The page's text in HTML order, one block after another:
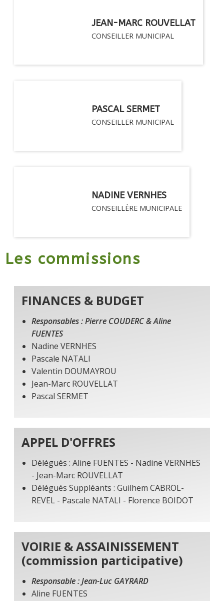
JEAN-MARC ROUVELLAT
CONSEILLER MUNICIPAL
PASCAL SERMET
CONSEILLER MUNICIPAL
NADINE VERNHES
CONSEILLÈRE MUNICIPALE
Les commissions
FINANCES & BUDGET
Responsables : Pierre COUDERC & Aline
FUENTES
Nadine VERNHES
Pascale NATALI
Valentin DOUMAYROU
Jean-Marc ROUVELLAT
Pascal SERMET
APPEL D'OFFRES
Délégués : Aline FUENTES - Nadine VERNHES
- Jean-Marc ROUVELLAT
Délégués Suppléants : Guilhem CABROL-
REVEL - Pascale NATALI - Florence BOIDOT
VOIRIE & ASSAINISSEMENT
(commission participative)
Responsable : Jean-Luc GAYRARD
Aline FUENTES